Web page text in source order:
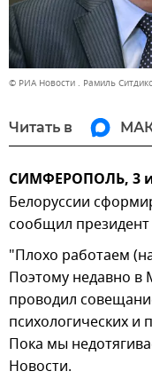
© РИА Новости . Рамиль
Читать в
СИМФЕРОПОЛЬ, 3
Белоруссии
сообщил
"Плохо работаем
Поэтому недавно
проводил
психологических и
Пока мы
Новости.